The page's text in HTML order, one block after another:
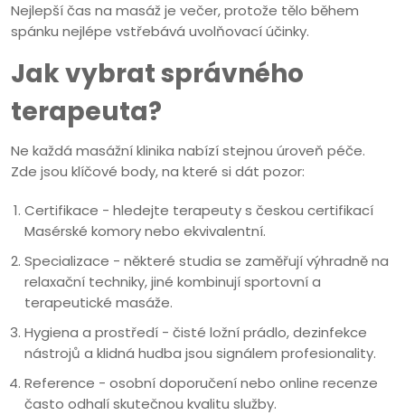
Nejlepší čas na masáž je večer, protože tělo během
spánku nejlépe vstřebává uvolňovací účinky.
Jak vybrat správného
terapeuta?
Ne každá masážní klinika nabízí stejnou úroveň péče.
Zde jsou klíčové body, na které si dát pozor:
Certifikace - hledejte terapeuty s českou certifikací
Masérské komory nebo ekvivalentní.
Specializace - některé studia se zaměřují výhradně na
relaxační techniky, jiné kombinují sportovní a
terapeutické masáže.
Hygiena a prostředí - čisté ložní prádlo, dezinfekce
nástrojů a klidná hudba jsou signálem profesionality.
Reference - osobní doporučení nebo online recenze
často odhalí skutečnou kvalitu služby.